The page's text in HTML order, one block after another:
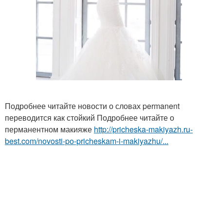
Подробнее читайте новости о словах permanent
переводится как стойкий Подробнее читайте о
перманентном макияже http://pricheska-makiyazh.ru-
best.com/novosti-po-pricheskam-i-makiyazhu/...